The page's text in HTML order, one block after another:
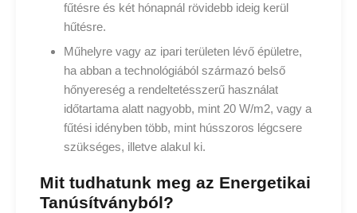
fűtésre és két hónapnál rövidebb ideig kerül
hűtésre.
Műhelyre vagy az ipari területen lévő épületre,
ha abban a technológiából származó belső
hőnyereség a rendeltetésszerű használat
időtartama alatt nagyobb, mint 20 W/m2, vagy a
fűtési idényben több, mint hússzoros légcsere
szükséges, illetve alakul ki.
Mit tudhatunk meg az Energetikai
Tanúsítványból?